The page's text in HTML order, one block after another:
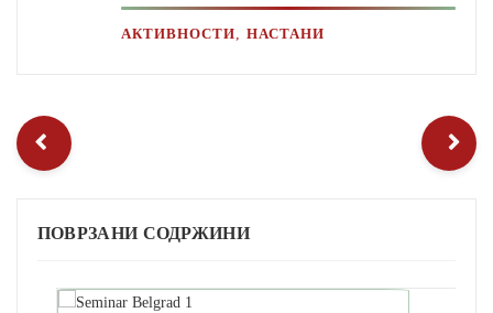
АКТИВНОСТИ ,НАСТАНИ
ПОВРЗАНИ СОДРЖИНИ